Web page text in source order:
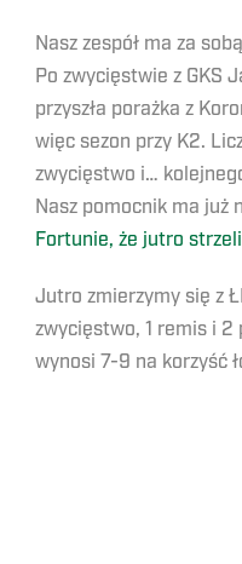
Nasz zespół ma za
Po zwycięstwie z GKS
przyszła porażka z
więc sezon przy K2.
zwycięstwo i…
Nasz pomocnik ma już
Fortunie, że jutro
Jutro zmierzymy się z
zwycięstwo, 1 remis i
wynosi 7-9 na korzyść